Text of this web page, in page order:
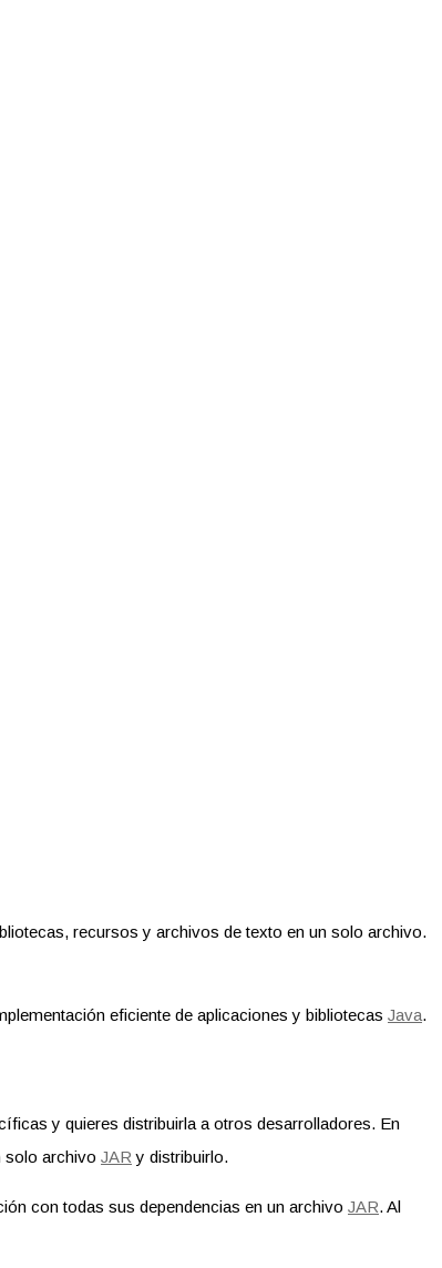
recursos y archivos de texto en un solo archivo.
eficiente de aplicaciones y bibliotecas Java.
y quieres distribuirla a otros desarrolladores. En
solo archivo JAR y distribuirlo.
con todas sus dependencias en un archivo JAR. Al